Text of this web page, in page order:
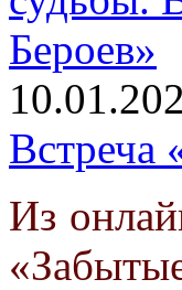
Встреча
Из